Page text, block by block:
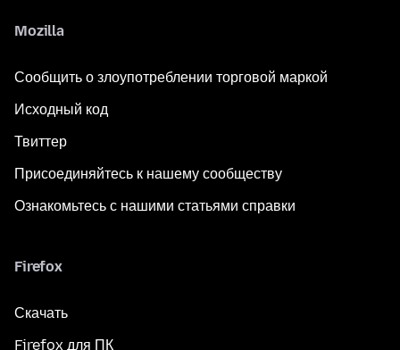
Mozilla
Сообщить о злоупотреблении торговой маркой
Исходный код
Твиттер
Присоединяйтесь к нашему сообществу
Ознакомьтесь с нашими статьями справки
Firefox
Скачать
Firefox для ПК